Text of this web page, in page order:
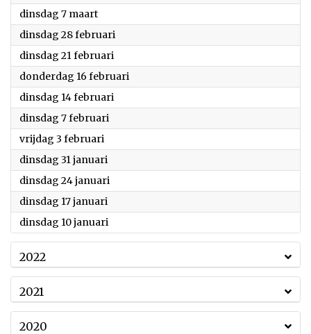
dinsdag 7 maart2023
dinsdag 28 februari
dinsdag 21 februari
donderdag 16 februari
dinsdag 14 februari
dinsdag 7 februari
vrijdag 3 februari
dinsdag 31 januari
dinsdag 24 januari
dinsdag 17 januari
dinsdag 10 januari
2022
2021
2020